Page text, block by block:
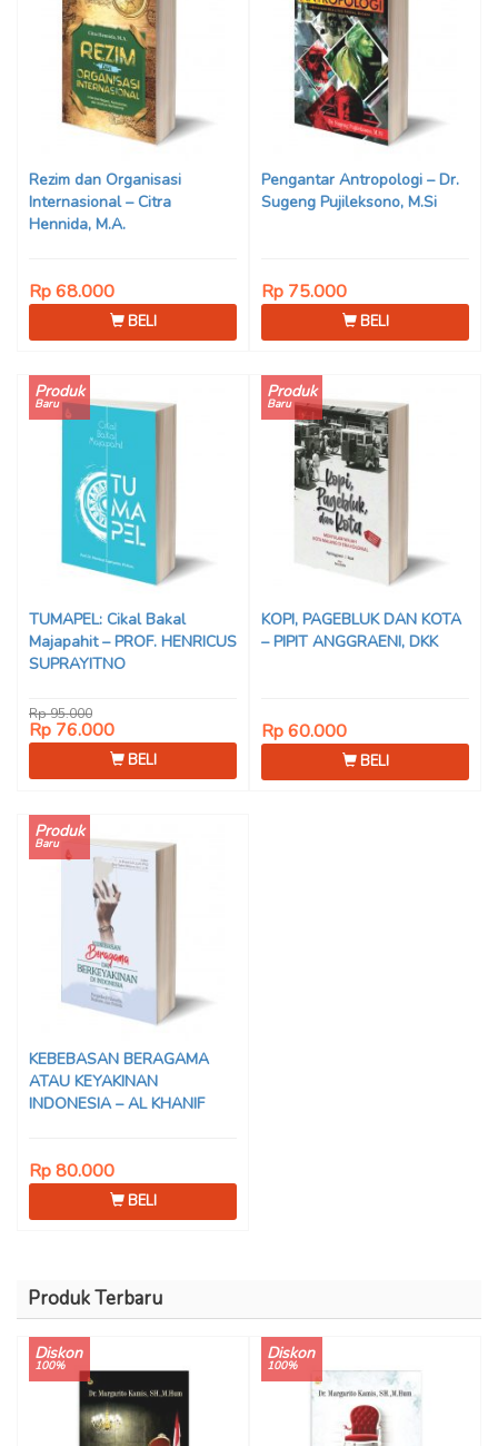
Rezim dan Organisasi
Internasional – Citra
Hennida, M.A.
Rp 68.000
BELI
Pengantar Antropologi – Dr.
Sugeng Pujileksono, M.Si
Rp 75.000
BELI
Produk
Baru
TUMAPEL: Cikal Bakal
Majapahit – PROF. HENRICUS
SUPRAYITNO
Rp 95.000
Rp 76.000
BELI
Produk
Baru
KOPI, PAGEBLUK DAN KOTA
– PIPIT ANGGRAENI, DKK
Rp 60.000
BELI
Produk
Baru
KEBEBASAN BERAGAMA
ATAU KEYAKINAN
INDONESIA – AL KHANIF
Rp 80.000
BELI
Produk Terbaru
Diskon
100%
Diskon
100%